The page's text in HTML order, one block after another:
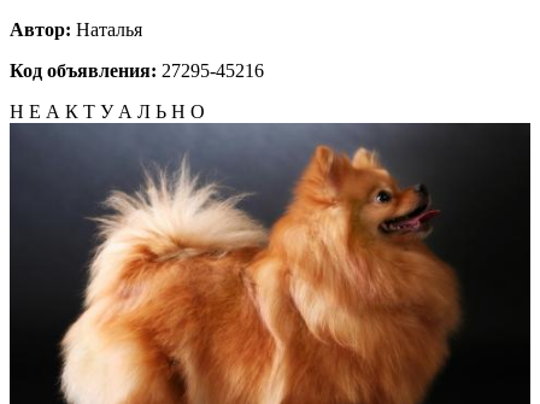
Автор: Наталья
Код объявления: 27295-45216
Н Е А К Т У А Л Ь Н О